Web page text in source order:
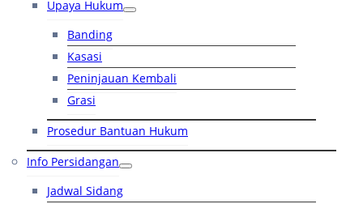
Upaya Hukum
Banding
Kasasi
Peninjauan Kembali
Grasi
Prosedur Bantuan Hukum
Info Persidangan
Jadwal Sidang